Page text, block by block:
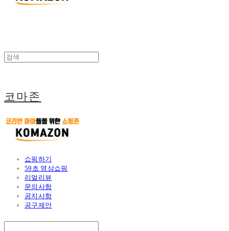
코마존
쇼핑하기
59초 영상쇼핑
리얼리뷰
문의사항
공지사항
공구제안